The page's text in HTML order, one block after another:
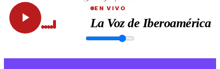
EN VIVO
La Voz de Iberoamérica